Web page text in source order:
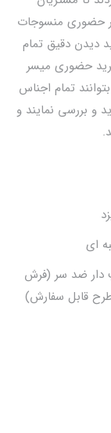
حضوری منسوجات
دیدن دقیق تمام
حضوری میسر
تمام اجناس
و بررسی نمایند و
ای
دار ضد سر (فرش